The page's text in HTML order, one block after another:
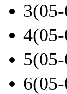
3
4
5
6